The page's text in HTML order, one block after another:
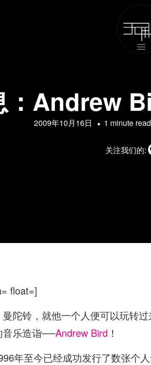
：Andrew
2009年10月16日 1 minute read
关注我们的:
float=]
陀铃，就他一个人便可以玩转
音乐造诣──Andrew Bird ！
年至今已经成功发行了数张个